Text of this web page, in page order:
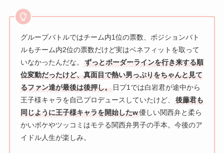
グループバトルではチーム内1位の票数、ポジションバト
ルもチーム内2位の票数だけど実はベネフィットを取って
いなかったんだな。
ずっとボーダーラインを行き来する順
位変動だったけど、真面目で熱い男っぷりをちゃんと見て
るファン達が最後は後押し。日プ1では白岩君が途中から
王子様キャラを自己プロデュースしていたけど、
後藤君も
同じように王子様キャラを開始したw優しい関西弁と柔ら
かいボケやツッコミはモテる関西弁男子の手本。今後のア
イドル人生が楽しみ。